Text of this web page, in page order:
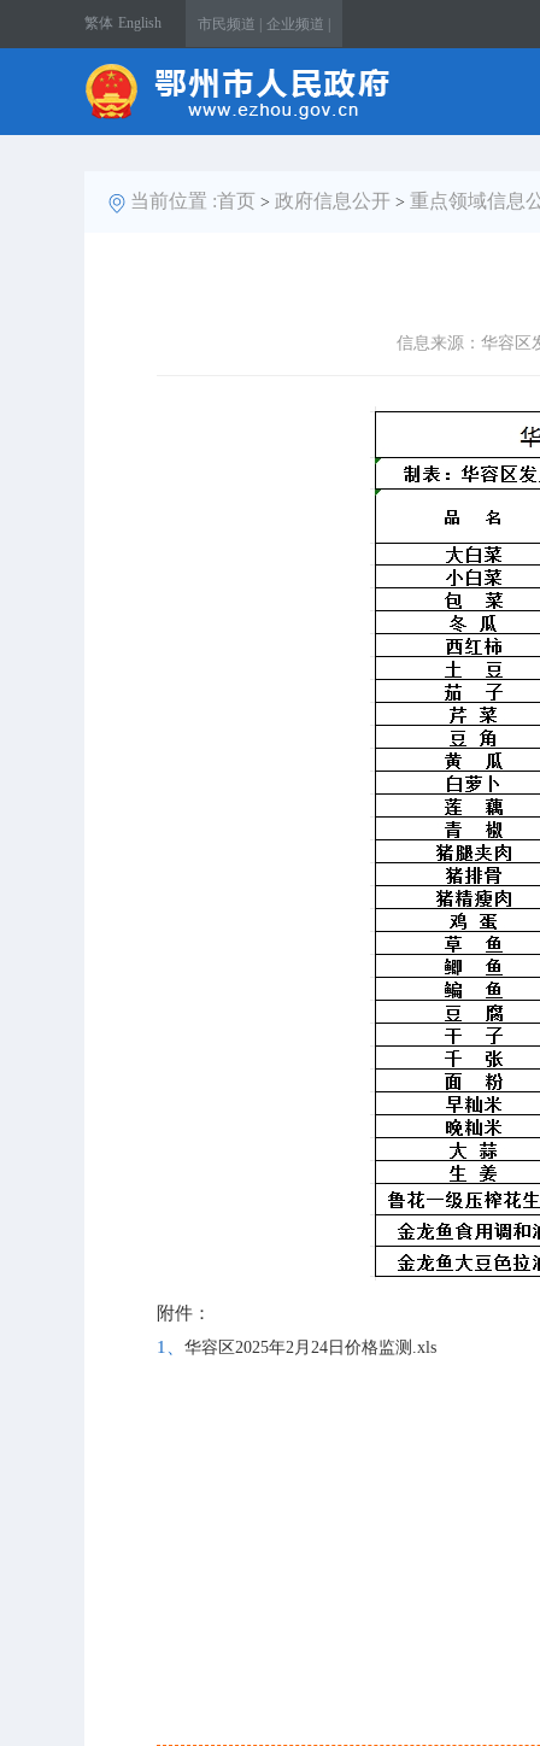
繁体 English 市民频道 | 企业频道 |
当前位置 :首页 > 政府信息公开 > 重点领域信息
信息来源：华容区
附件：
1、 华容区2025年2月24日价格监测.xls